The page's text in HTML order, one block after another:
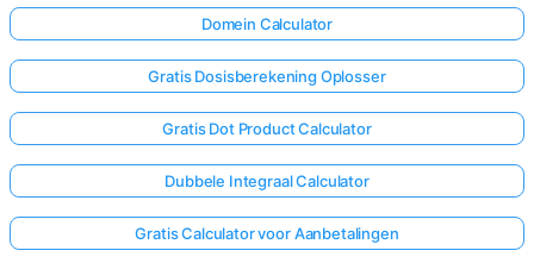
Log
hier
in!
Domein Calculator
Gratis Dosisberekening Oplosser
Gratis Dot Product Calculator
Dubbele Integraal Calculator
Gratis Calculator voor Aanbetalingen